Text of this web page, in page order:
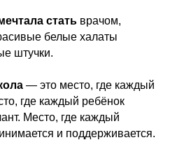
стать врачом,
белые халаты
штучки.
— это место, где каждый
где каждый ребёнок
Место, где каждый
и поддерживается.